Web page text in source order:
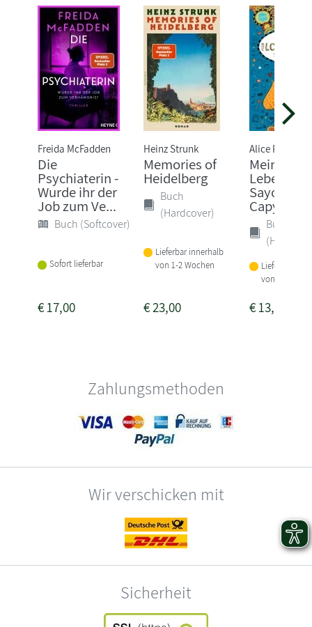
Freida McFadden
Die
Psychiaterin -
Wurde ihr der
Job zum Ve...
Buch (Softcover)
Sofort lieferbar
€17,00
Heinz Strunk
Memories of
Heidelberg
Buch
(Hardcover)
Lieferbar innerhalb
von 1-2 Wochen
€23,00
Alice
Mein
Leben
Sayonara,
Capybara!
Buch
Lieferbar
von 1-2
€13,00
Zahlungsmethoden
Wir verschicken mit
Sicherheit